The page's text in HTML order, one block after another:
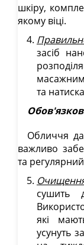
шкіру,
якому віці.
засіб
та
Обличчя
важливо
та
сушить
які
усунуть